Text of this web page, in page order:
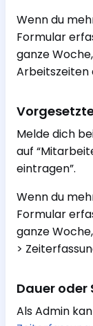
Wenn du
Formular
ganze
Arbeitszeiten
Melde dich
auf
eintragen”.
Wenn du
Formular
ganze
>
Dauer
Als Admin